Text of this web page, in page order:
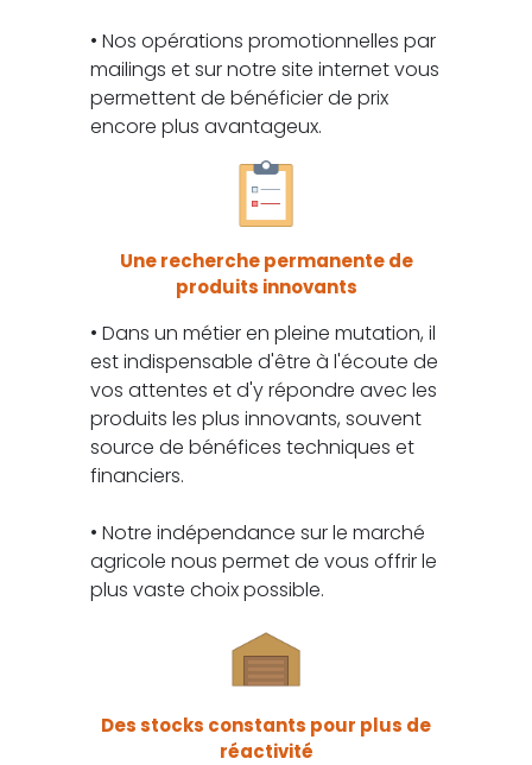
• Nos opérations promotionnelles par
mailings et sur notre site internet vous
permettent de bénéficier de prix
encore plus avantageux.
Une recherche permanente de
produits innovants
• Dans un métier en pleine mutation, il
est indispensable d'être à l'écoute de
vos attentes et d'y répondre avec les
produits les plus innovants, souvent
source de bénéfices techniques et
financiers.
• Notre indépendance sur le marché
agricole nous permet de vous offrir le
plus vaste choix possible.
Des stocks constants pour plus de
réactivité